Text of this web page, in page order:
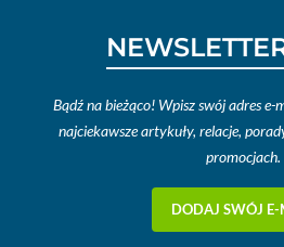
Bądź na bieżąco! Wpisz swój adres
najciekawsze artykuły, relacje,
promocjach.
DODAJ SWÓJ